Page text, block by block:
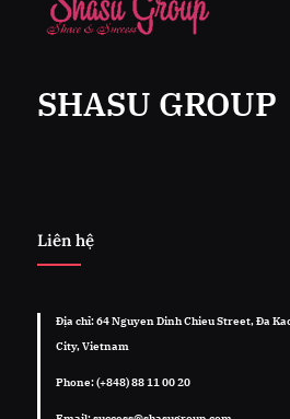
SHASU GROUP
Liên hệ
Địa chỉ: 64 Nguyen Dinh Chieu Street, Đa
City, Vietnam
Phone: (+848) 88 11 00 20